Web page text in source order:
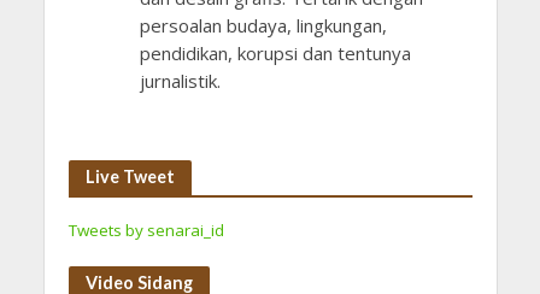
persoalan budaya, lingkungan,
pendidikan, korupsi dan tentunya
jurnalistik.
Live Tweet
Tweets by senarai_id
Video Sidang